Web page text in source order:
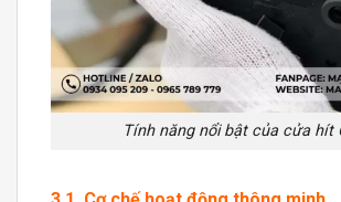
Tính năng nổi bật của cửa hít